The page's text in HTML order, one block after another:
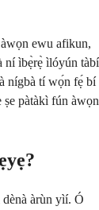
ewu afikun,
ní ìbẹ̀rẹ̀ ìlóyún tàbí
nígbà tí wọ́n fẹ́ bí
pàtàkì fún àwọn
àrùn yìí. Ó